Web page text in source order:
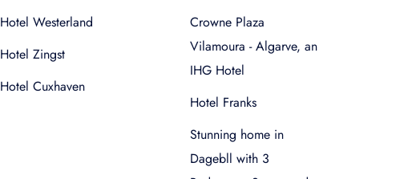
Hotel Westerland
Hotel Zingst
Hotel Cuxhaven
Crowne Plaza
Vilamoura - Algarve, an
IHG Hotel
Hotel Franks
Stunning home in
Dagebll with 3